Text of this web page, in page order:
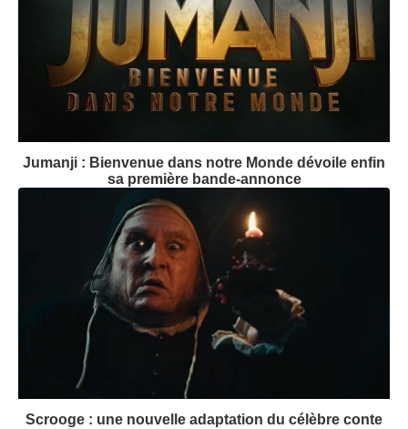
Jumanji : Bienvenue dans notre Monde dévoile enfin
sa première bande-annonce
Scrooge : une nouvelle adaptation du célèbre conte